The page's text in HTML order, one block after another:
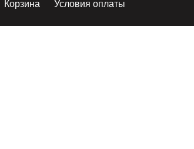
Корзина Условия оплаты